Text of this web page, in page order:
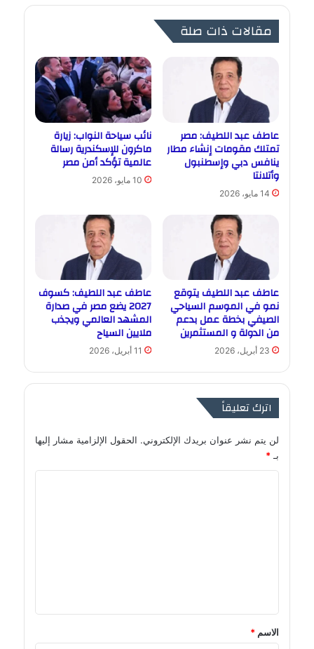
مقالات ذات صلة
عاطف عبد اللطيف: مصر
تمتلك مقومات إنشاء مطار
ينافس دبي وإسطنبول
وأتلانتا
14 مايو، 2026
نائب سياحة النواب: زيارة
ماكرون للإسكندرية رسالة
عالمية تؤكد أمن مصر
10 مايو، 2026
عاطف عبد اللطيف يتوقع
نمو في الموسم السياحي
الصيفي بخطة عمل بدعم
من الدولة و المستثمرين
23 أبريل، 2026
عاطف عبد اللطيف: كسوف
2027 يضع مصر في صدارة
المشهد العالمي ويجذب
ملايين السياح
11 أبريل، 2026
اترك تعليقاً
لن يتم نشر عنوان بريدك الإلكتروني. الحقول الإلزامية مشار إليها
بـ*
*
الاسم *